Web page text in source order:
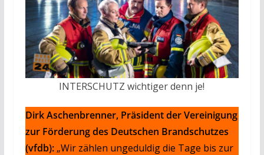
INTERSCHUTZ wichtiger denn je!
Dirk Aschenbrenner, Präsident der Vereinigung
zur Förderung des Deutschen Brandschutzes
(vfdb): „Wir zählen ungeduldig die Tage bis zur